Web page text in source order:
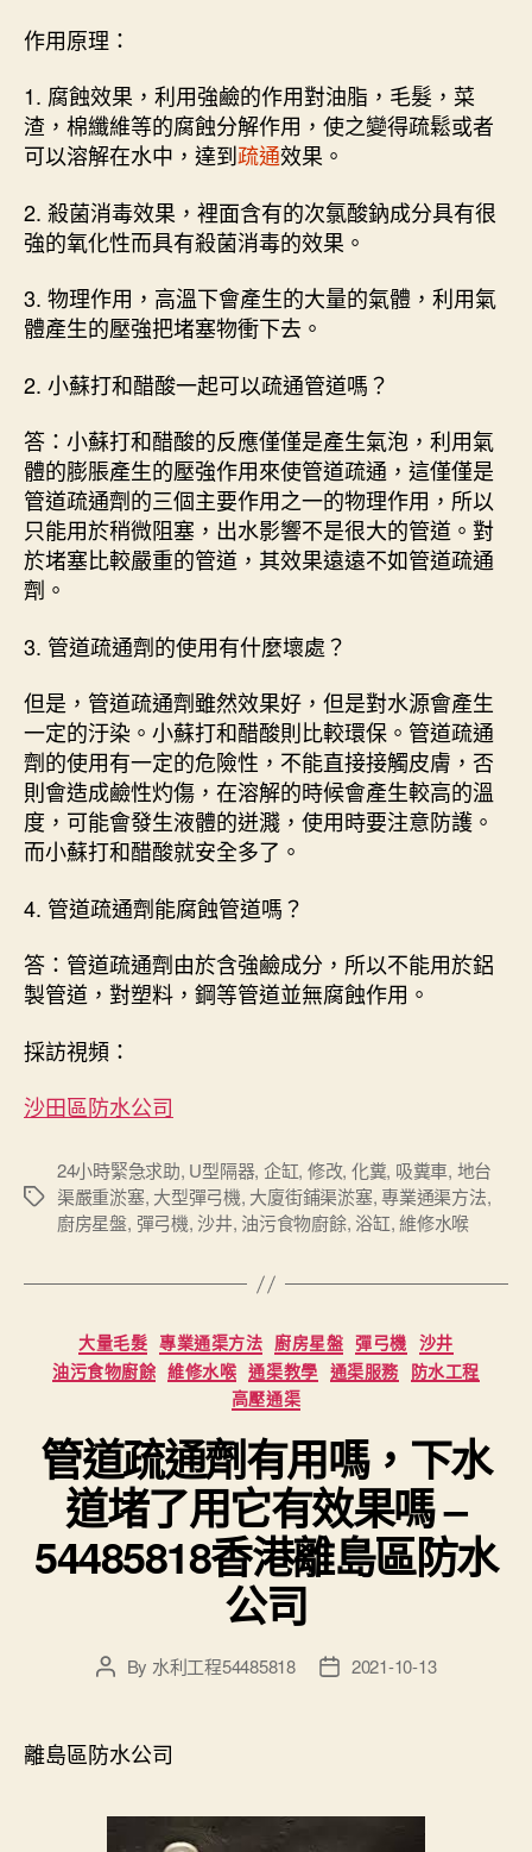
作用原理：
1. 腐蝕效果，利用強鹼的作用對油脂，毛髮，菜
渣，棉纖維等的腐蝕分解作用，使之變得疏鬆或者
可以溶解在水中，達到疏通效果。
2. 殺菌消毒效果，裡面含有的次氯酸鈉成分具有很
強的氧化性而具有殺菌消毒的效果。
3. 物理作用，高溫下會產生的大量的氣體，利用氣
體產生的壓強把堵塞物衝下去。
2. 小蘇打和醋酸一起可以疏通管道嗎？
答：小蘇打和醋酸的反應僅僅是產生氣泡，利用氣
體的膨脹產生的壓強作用來使管道疏通，這僅僅是
管道疏通劑的三個主要作用之一的物理作用，所以
只能用於稍微阻塞，出水影響不是很大的管道。對
於堵塞比較嚴重的管道，其效果遠遠不如管道疏通
劑。
3. 管道疏通劑的使用有什麼壞處？
但是，管道疏通劑雖然效果好，但是對水源會產生
一定的汙染。小蘇打和醋酸則比較環保。管道疏通
劑的使用有一定的危險性，不能直接接觸皮膚，否
則會造成鹼性灼傷，在溶解的時候會產生較高的溫
度，可能會發生液體的迸濺，使用時要注意防護。
而小蘇打和醋酸就安全多了。
4. 管道疏通劑能腐蝕管道嗎？
答：管道疏通劑由於含強鹼成分，所以不能用於鋁
製管道，對塑料，鋼等管道並無腐蝕作用。
採訪視頻：
沙田區防水公司
Tags
24小時緊急求助, U型隔器, 企缸, 修改, 化糞, 吸糞車, 地台
渠嚴重淤塞, 大型彈弓機, 大廈街鋪渠淤塞,專業通渠方法,
廚房星盤, 彈弓機,沙井, 油污食物廚餘, 浴缸,維修水喉
Categories
大量毛髮 專業通渠方法 廚房星盤 彈弓機 沙井
油污食物廚餘 維修水喉 通渠教學 通渠服務 防水工程
高壓通渠
管道疏通劑有用嗎，下水
道堵了用它有效果嗎 –
54485818香港離島區防水
公司
PostBy 水利工程54485818
Post2021-10-13
離島區防水公司